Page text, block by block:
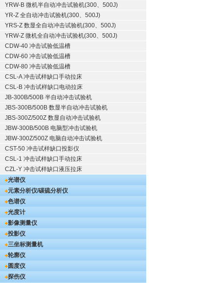
YRW-B 微机半自动冲击试验机(300、500J)
YR-Z 全自动冲击试验机(300、500J)
YRS-Z 数显全自动冲击试验机(300、500J)
YRW-Z 微机全自动冲击试验机(300、500J)
CDW-40 冲击试验低温槽
CDW-60 冲击试验低温槽
CDW-80 冲击试验低温槽
CSL-A 冲击试样缺口手动拉床
CSL-B 冲击试样缺口电动拉床
JB-300B/500B 半自动冲击试验机
JBS-300B/500B 数显半自动冲击试验机
JBS-300Z/500Z 数显自动冲击试验机
JBW-300B/500B 电脑型冲击试验机
JBW-300Z/500Z 电脑自动冲击试验机
CST-50 冲击试样缺口投影仪
CSL-1 冲击试样缺口手动拉床
CZL-Y 冲击试样缺口液压拉床
光谱仪
元素分析仪/碳硫分析仪
色谱仪
光度计
影像测量仪
投影仪
三坐标测量机
轮廓仪
圆度仪
探伤仪